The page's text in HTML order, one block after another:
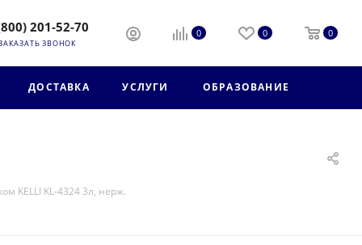
201-52-70
ЗВОНОК
0 0 0
ДОСТАВКА УСЛУГИ ОБРАЗОВАНИЕ
KELLI KL-4324 3л, нерж.